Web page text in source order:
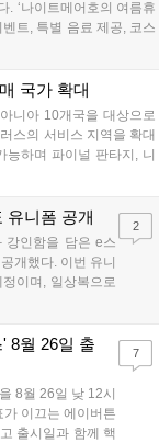
. ‘나이트메어호의 여름휴
트, 특별 음료 제공, 코스
. 유명 코스어 7인이 캐릭
....국가 확대
니아 10개국을 대상으로
스의 서비스 지역을 확대
능하며 파이널 판타지, 니
습니다. 신상품이 순차적
유니폼 공개
강인함을 담은 e스
개했다. 이번 유니
이며, 일상복으로
오 공식 홈페이지
계획이다....
2
8월 26일 출
8월 26일 낮 12시
이끄는 에이버튼
출시일과 함께 핵
7